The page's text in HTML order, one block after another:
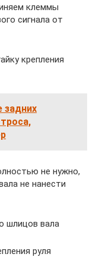
клеммы
сигнала от
крепления
задних
не нужно,
не нанести
шлицов вала
руля